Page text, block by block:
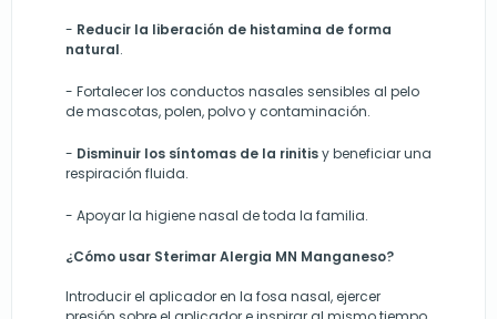
- Reducir la liberación de histamina de forma
natural.
- Fortalecer los conductos nasales sensibles al pelo
de mascotas, polen, polvo y contaminación.
- Disminuir los síntomas de la rinitisybeneficiaruna
respiración fluida.
- Apoyar la higiene nasal de toda la familia.
¿Cómo usar Sterimar Alergia MN Manganeso?
Introducir el aplicador en la fosa nasal, ejercer